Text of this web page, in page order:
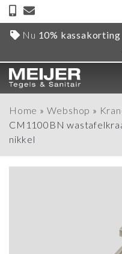
Nu 10% kassakorting
Home » Webshop »
CM1100BN
nikkel